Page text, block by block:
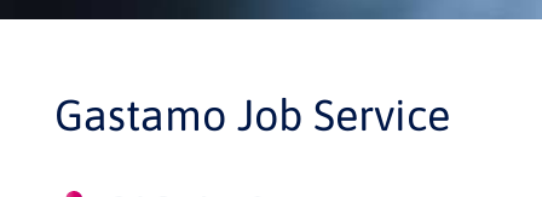
Gastamo Job Service